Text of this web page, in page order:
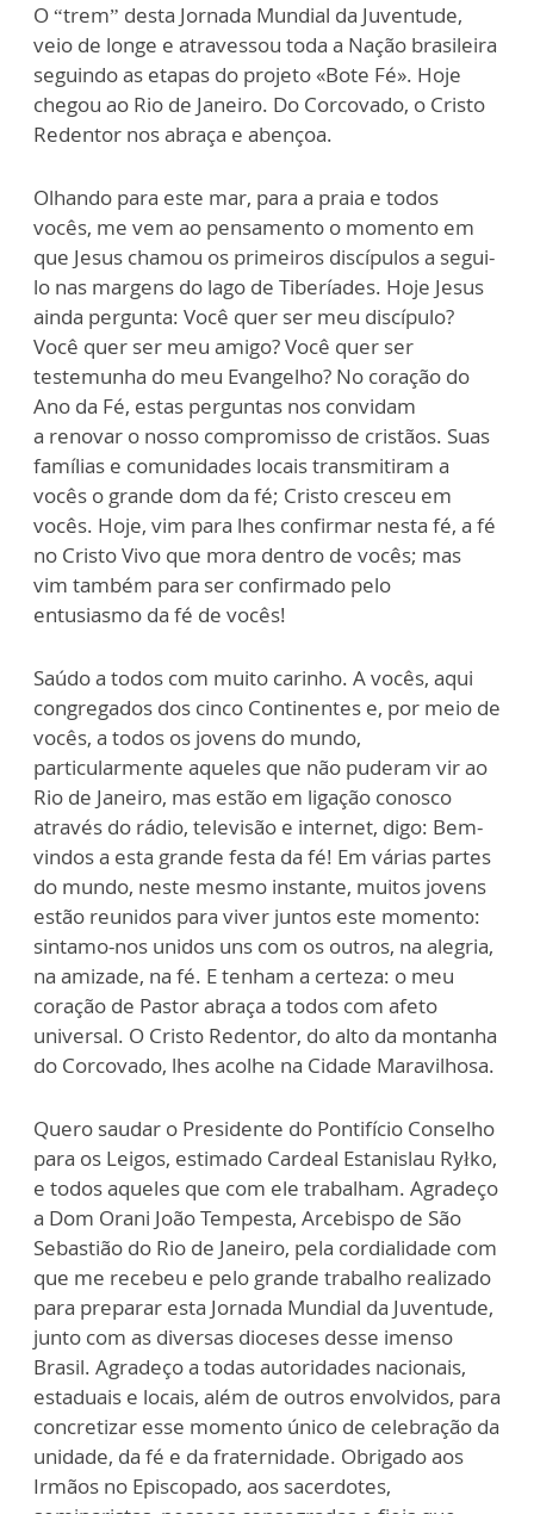
O “trem” desta Jornada Mundial da Juventude,
veio de longe e atravessou toda a Nação brasileira
seguindo as etapas do projeto «Bote Fé». Hoje
chegou ao Rio de Janeiro. Do Corcovado, o Cristo
Redentor nos abraça e abençoa.
Olhando para este mar, para a praia e todos
vocês, me vem ao pensamento o momento em
que Jesus chamou os primeiros discípulos a segui-
lo nas margens do lago de Tiberíades. Hoje Jesus
ainda pergunta: Você quer ser meu discípulo?
Você quer ser meu amigo? Você quer ser
testemunha do meu Evangelho? No coração do
Ano da Fé, estas perguntas nos convidam
a renovar o nosso compromisso de cristãos. Suas
famílias e comunidades locais transmitiram a
vocês o grande dom da fé; Cristo cresceu em
vocês. Hoje, vim para lhes confirmar nesta fé, a fé
no Cristo Vivo que mora dentro de vocês; mas
vim também para ser confirmado pelo
entusiasmo da fé de vocês!
Saúdo a todos com muito carinho. A vocês, aqui
congregados dos cinco Continentes e, por meio de
vocês, a todos os jovens do mundo,
particularmente aqueles que não puderam vir ao
Rio de Janeiro, mas estão em ligação conosco
através do rádio, televisão e internet, digo: Bem-
vindos a esta grande festa da fé! Em várias partes
do mundo, neste mesmo instante, muitos jovens
estão reunidos para viver juntos este momento:
sintamo-nos unidos uns com os outros, na alegria,
na amizade, na fé. E tenham a certeza: o meu
coração de Pastor abraça a todos com afeto
universal. O Cristo Redentor, do alto da montanha
do Corcovado, lhes acolhe na Cidade Maravilhosa.
Quero saudar o Presidente do Pontifício Conselho
para os Leigos, estimado Cardeal Estanislau Ryłko,
e todos aqueles que com ele trabalham. Agradeço
a Dom Orani João Tempesta, Arcebispo de São
Sebastião do Rio de Janeiro, pela cordialidade com
que me recebeu e pelo grande trabalho realizado
para preparar esta Jornada Mundial da Juventude,
junto com as diversas dioceses desse imenso
Brasil. Agradeço a todas autoridades nacionais,
estaduais e locais, além de outros envolvidos, para
concretizar esse momento único de celebração da
unidade, da fé e da fraternidade. Obrigado aos
Irmãos no Episcopado, aos sacerdotes,